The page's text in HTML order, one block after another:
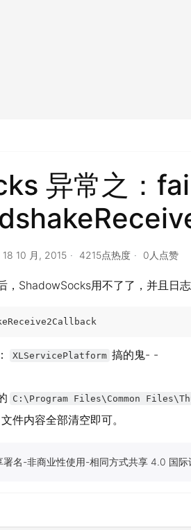
异常之：
18 10 月, 2015 4215点热度 0人点赞
ShadowSocks用不了了，并且日志
XLServicePlatform 搞的鬼- -
C:\Program Files\Common
文件内容全部清空即可。
署名-非商业性使用-相同方式共享 4.0 国际